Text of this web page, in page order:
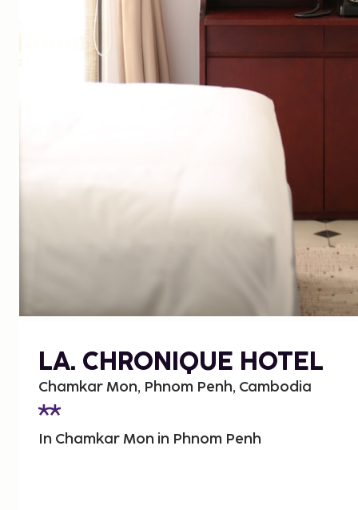
LA. CHRONIQUE HOTEL
Chamkar Mon, Phnom Penh, Cambodia
In Chamkar Mon in Phnom Penh